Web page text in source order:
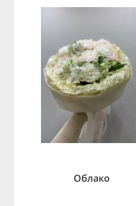
Облако